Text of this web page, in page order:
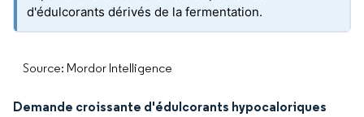
d'édulcorants dérivés de la fermentation.
Source: Mordor Intelligence
Demande croissante d'édulcorants hypocaloriques